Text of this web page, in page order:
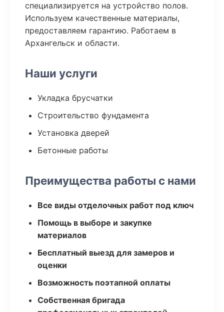
специализируется на устройство полов.
Используем качественные материалы,
предоставляем гарантию. Работаем в
Архангельск и области.
Наши услуги
Укладка брусчатки
Строительство фундамента
Установка дверей
Бетонные работы
Преимущества работы с нами
Все виды отделочных работ под ключ
Помощь в выборе и закупке
материалов
Бесплатный выезд для замеров и
оценки
Возможность поэтапной оплаты
Собственная бригада